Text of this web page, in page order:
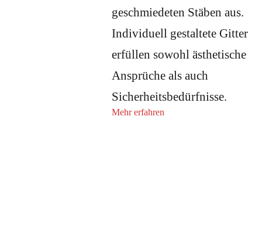
geschmiedeten Stäben aus.
Individuell gestaltete Gitter
erfüllen sowohl ästhetische
Ansprüche als auch
Sicherheitsbedürfnisse.
Mehr erfahren